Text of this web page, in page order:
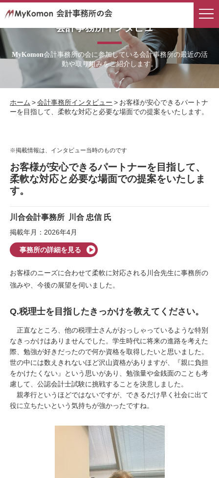
会計事務所インタビュー
MyKomon会計事務所の会に参加している会計事務所の最近の活
動や取り組みをご紹介します。
ホーム >会計事務所インタビュー > お客様が安心できるパートナ
ーを目指して、柔軟な対応と必要な場面での提案をいたします。
※掲載情報は、インタビュー当時のものです
お客様が安心できるパートナーを目指して、
柔軟な対応と必要な場面での提案をいたしま
す。
川合会計事務所 川合 忠信 氏
掲載年月：2026年4月
事務所の詳細を見る
お客様のニーズに合わせて柔軟に対応される川合先生に事務所の
強みや、今後の展望を伺いました。
Q.税理士を目指したきっかけを教えてください。
正直なところ、他の税理士さんがおっしゃっているような特別
なきっかけはありませんでした。学生時代に将来の進路を考えた
際、勉強が好きだったので何か資格を取得したいと思いました。
世の中には数えきれないほど沢山資格がありますが、『親に負担
をかけたくない』という思いがあり、勉強量や金銭面のことも考
慮して、公認会計士試験に挑戦することを決意しました。
親孝行というほどではないですが、できるだけ早く社会に出て
役に立ちたいという気持ちが強かったですね。